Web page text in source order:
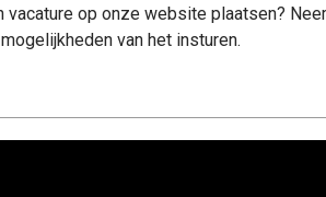
vacature op onze website plaatsen?
van het insturen.